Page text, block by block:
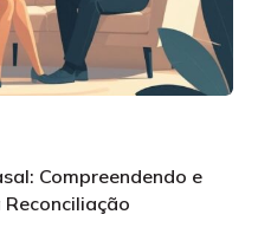
Compreendendo e